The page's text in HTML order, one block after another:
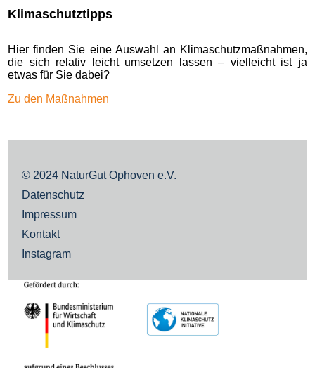
Klimaschutztipps
Hier finden Sie eine Auswahl an Klimaschutzmaßnahmen,
die sich relativ leicht umsetzen lassen – vielleicht ist ja
etwas für Sie dabei?
Zu den Maßnahmen
© 2024 NaturGut Ophoven e.V.
Datenschutz
Impressum
Kontakt
Instagram